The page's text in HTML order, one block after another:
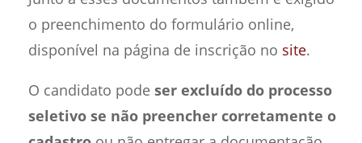
o preenchimento do formulário online,
disponível na página de inscrição no site.
O candidato pode ser excluído do processo
seletivo se não preencher corretamente o